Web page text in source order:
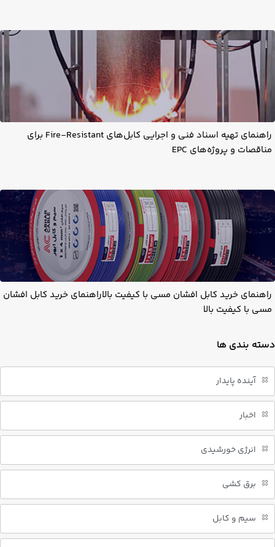
راهنمای تهیه اسناد فنی و اجرایی کابل‌های Fire-Resistant برای
مناقصات و پروژه‌های EPC
راهنمای خرید کابل افشان مسی با کیفیت بالاراهنمای خرید کابل افشان
مسی با کیفیت بالا
دسته بندی ها
آینده پایدار
اخبار
انرژی خورشیدی
برق کشی
سیم و کابل